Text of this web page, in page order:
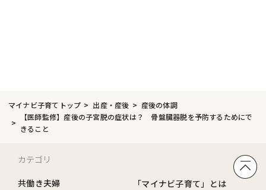
マイナビ子育てトップ 出産・産後
産後の体調
【医師監修】産後の子宮脱の症状は？ 骨盤臓器脱を予防するためにで
きること
カテゴリ
共働き夫婦
「マイナビ子育て」とは